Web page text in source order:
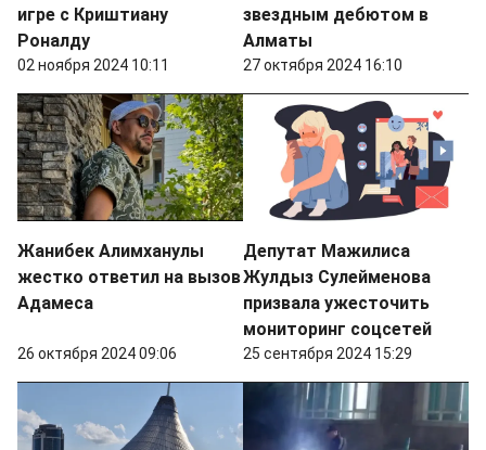
игре с Криштиану
Роналду
02 ноября 2024 10:11
звездным дебютом в
Алматы
27 октября 2024 16:10
Жанибек Алимханулы
жестко ответил на вызов
Адамеса
26 октября 2024 09:06
Депутат Мажилиса
Жулдыз Сулейменова
призвала ужесточить
мониторинг соцсетей
25 сентября 2024 15:29